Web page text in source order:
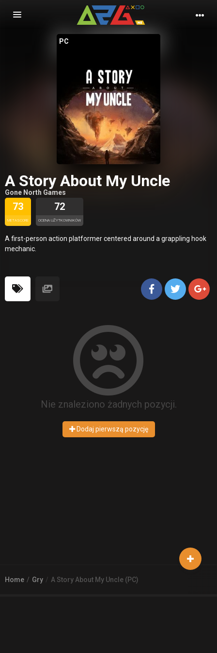
Nawigacja
PC
A Story About My Uncle
Gone North Games
73
METASCORE
72
OCENA UŻYTKOWNIKÓW
A first-person action platformer centered around a grappling hook
mechanic.
Nie znaleziono żadnych pozycji.
Dodaj pierwszą pozycję
Home Gry A Story About My Uncle (PC)